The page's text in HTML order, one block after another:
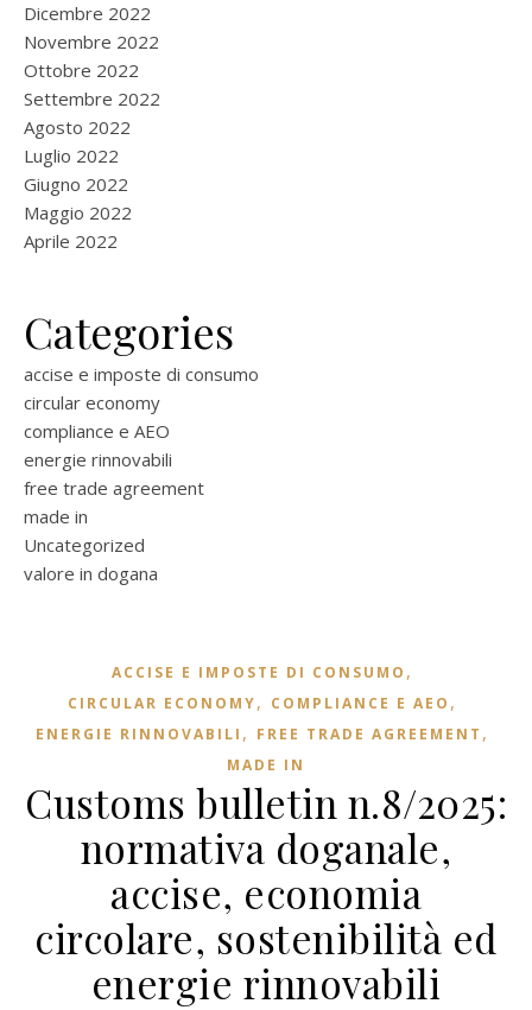
Dicembre 2022
Novembre 2022
Ottobre 2022
Settembre 2022
Agosto 2022
Luglio 2022
Giugno 2022
Maggio 2022
Aprile 2022
Categories
accise e imposte di consumo
circular economy
compliance e AEO
energie rinnovabili
free trade agreement
made in
Uncategorized
valore in dogana
ACCISE E IMPOSTE DI CONSUMO ,
CIRCULAR ECONOMY, COMPLIANCE E AEO ,
ENERGIE RINNOVABILI , FREE TRADE AGREEMENT ,
MADE IN
Customs bulletin n.8/2025:
normativa doganale,
accise, economia
circolare, sostenibilità ed
energie rinnovabili